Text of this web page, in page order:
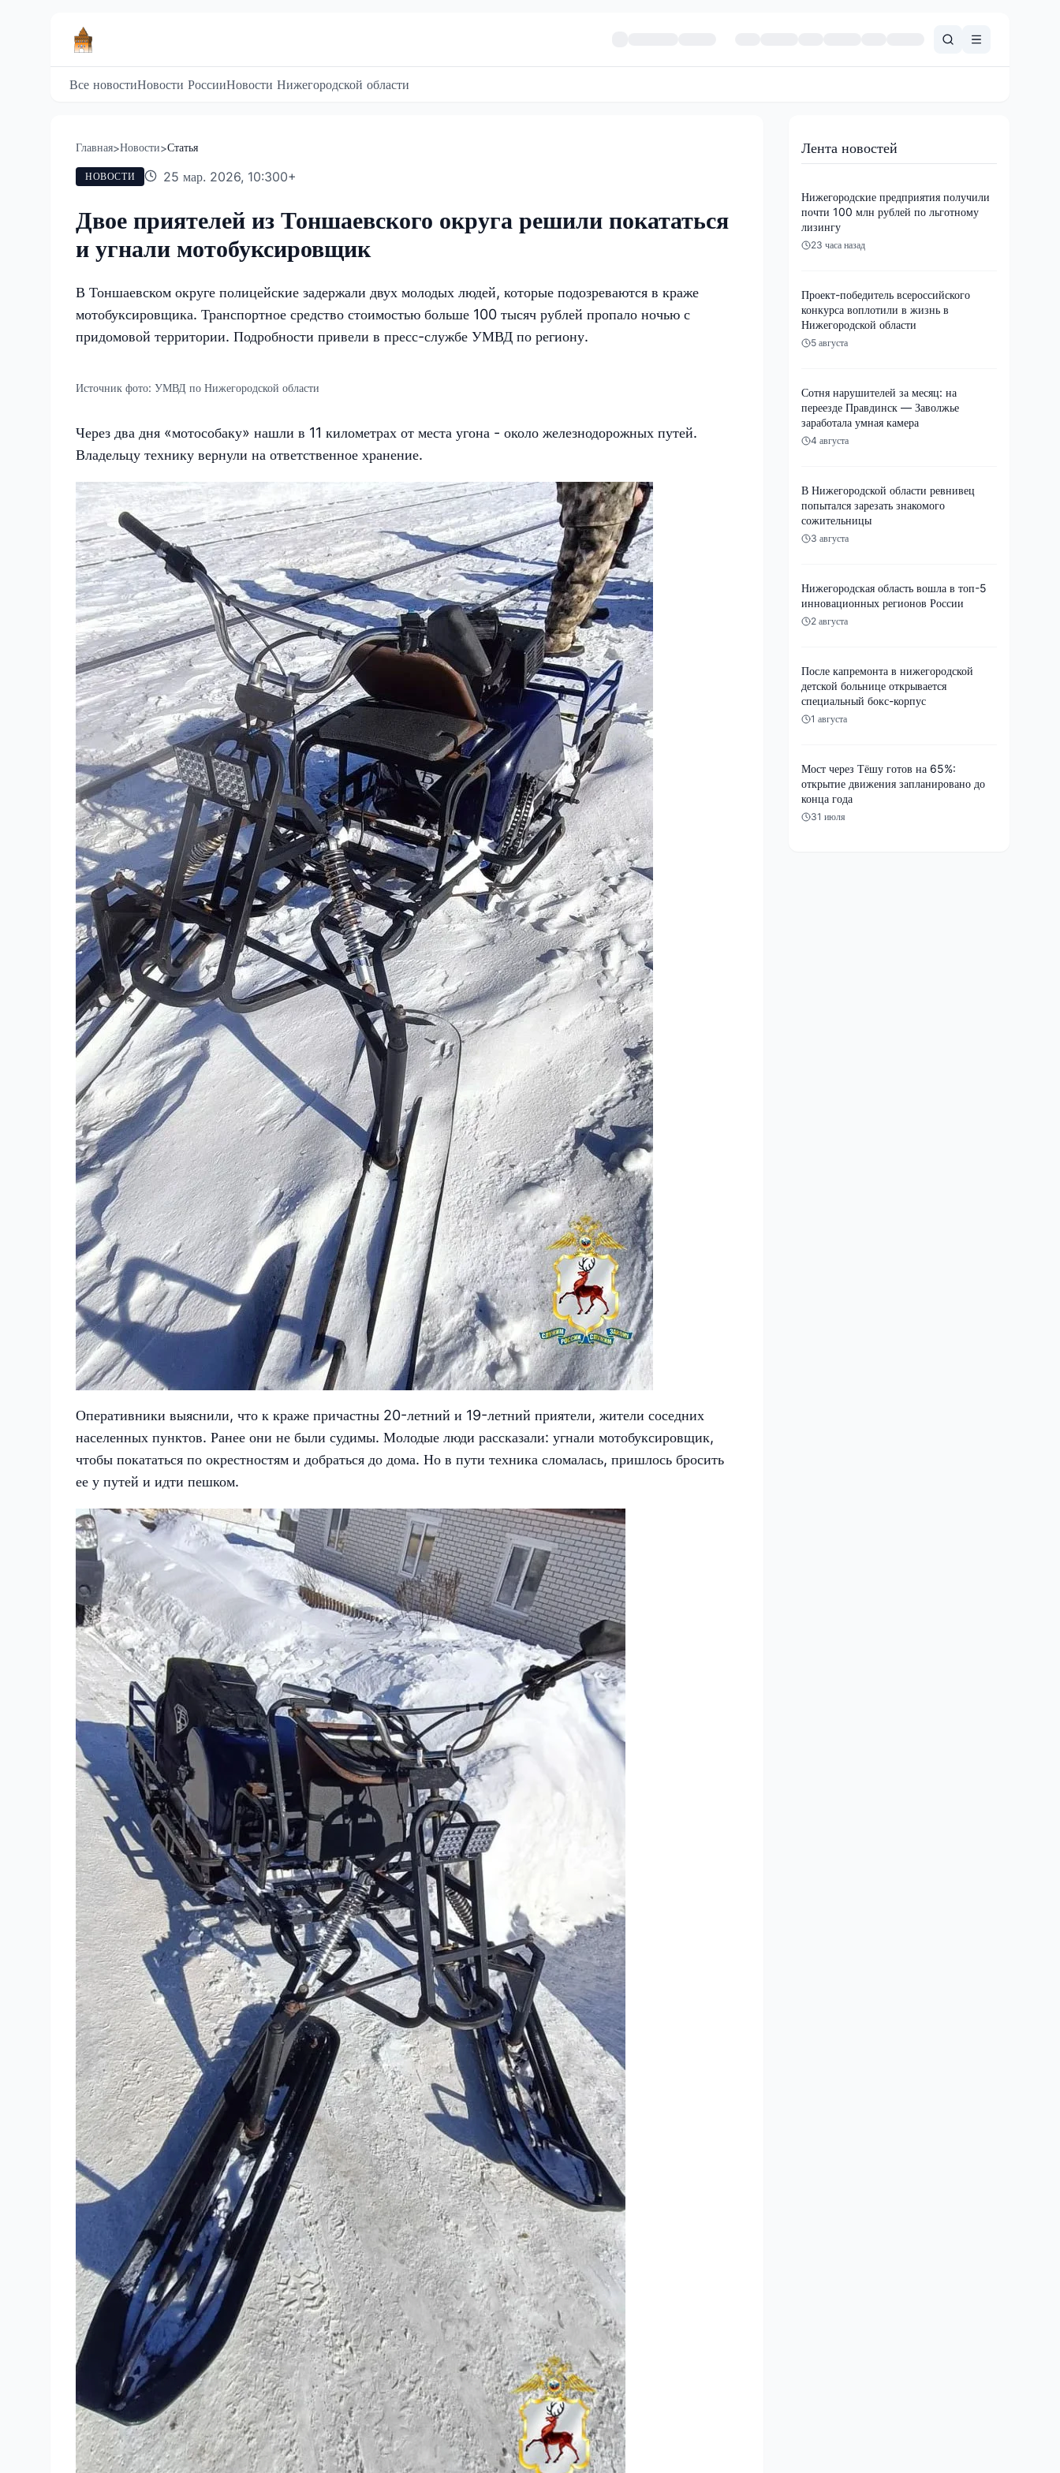
Все новостиНовости РоссииНовости Нижегородской области
Главная>Новости>Статья
НОВОСТИ 25 мар. 2026, 10:300+
Двое приятелей из Тоншаевского округа решили покататься
и угнали мотобуксировщик
В Тоншаевском округе полицейские задержали двух молодых людей, которые подозреваются в краже
мотобуксировщика. Транспортное средство стоимостью больше 100 тысяч рублей пропало ночью с
придомовой территории. Подробности привели в пресс-службе УМВД по региону.
Источник фото: УМВД по Нижегородской области
Через два дня «мотособаку» нашли в 11 километрах от места угона - около железнодорожных путей.
Владельцу технику вернули на ответственное хранение.
Оперативники выяснили, что к краже причастны 20-летний и 19-летний приятели, жители соседних
населенных пунктов. Ранее они не были судимы. Молодые люди рассказали: угнали мотобуксировщик,
чтобы покататься по окрестностям и добраться до дома. Но в пути техника сломалась, пришлось бросить
ее у путей и идти пешком.
Лента новостей
Нижегородские предприятия получили
почти 100 млн рублей по льготному
лизингу
23 часа назад
Проект-победитель всероссийского
конкурса воплотили в жизнь в
Нижегородской области
5 августа
Сотня нарушителей за месяц: на
переезде Правдинск — Заволжье
заработала умная камера
4 августа
В Нижегородской области ревнивец
попытался зарезать знакомого
сожительницы
3 августа
Нижегородская область вошла в топ-5
инновационных регионов России
2 августа
После капремонта в нижегородской
детской больнице открывается
специальный бокс-корпус
1 августа
Мост через Тёшу готов на 65%:
открытие движения запланировано до
конца года
31 июля